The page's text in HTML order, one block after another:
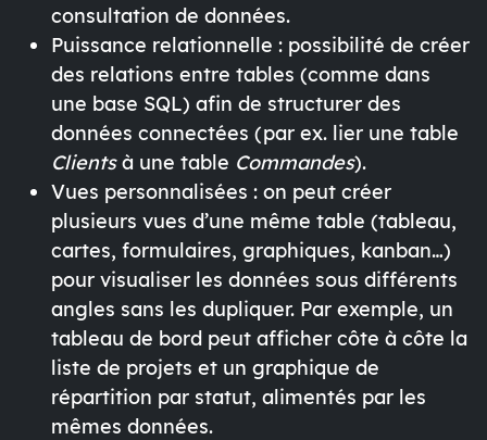
consultation de données.
Puissance relationnelle : possibilité de créer
des relations entre tables (comme dans
une base SQL) afin de structurer des
données connectées (par ex. lier une table
Clientsà une table Commandes).
Vues personnalisées : on peut créer
plusieurs vues d’une même table (tableau,
cartes, formulaires, graphiques, kanban…)
pour visualiser les données sous différents
angles sans les dupliquer. Par exemple, un
tableau de bord peut afficher côte à côte la
liste de projets et un graphique de
répartition par statut, alimentés par les
mêmes données.